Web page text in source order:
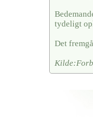
tydeligt
Det